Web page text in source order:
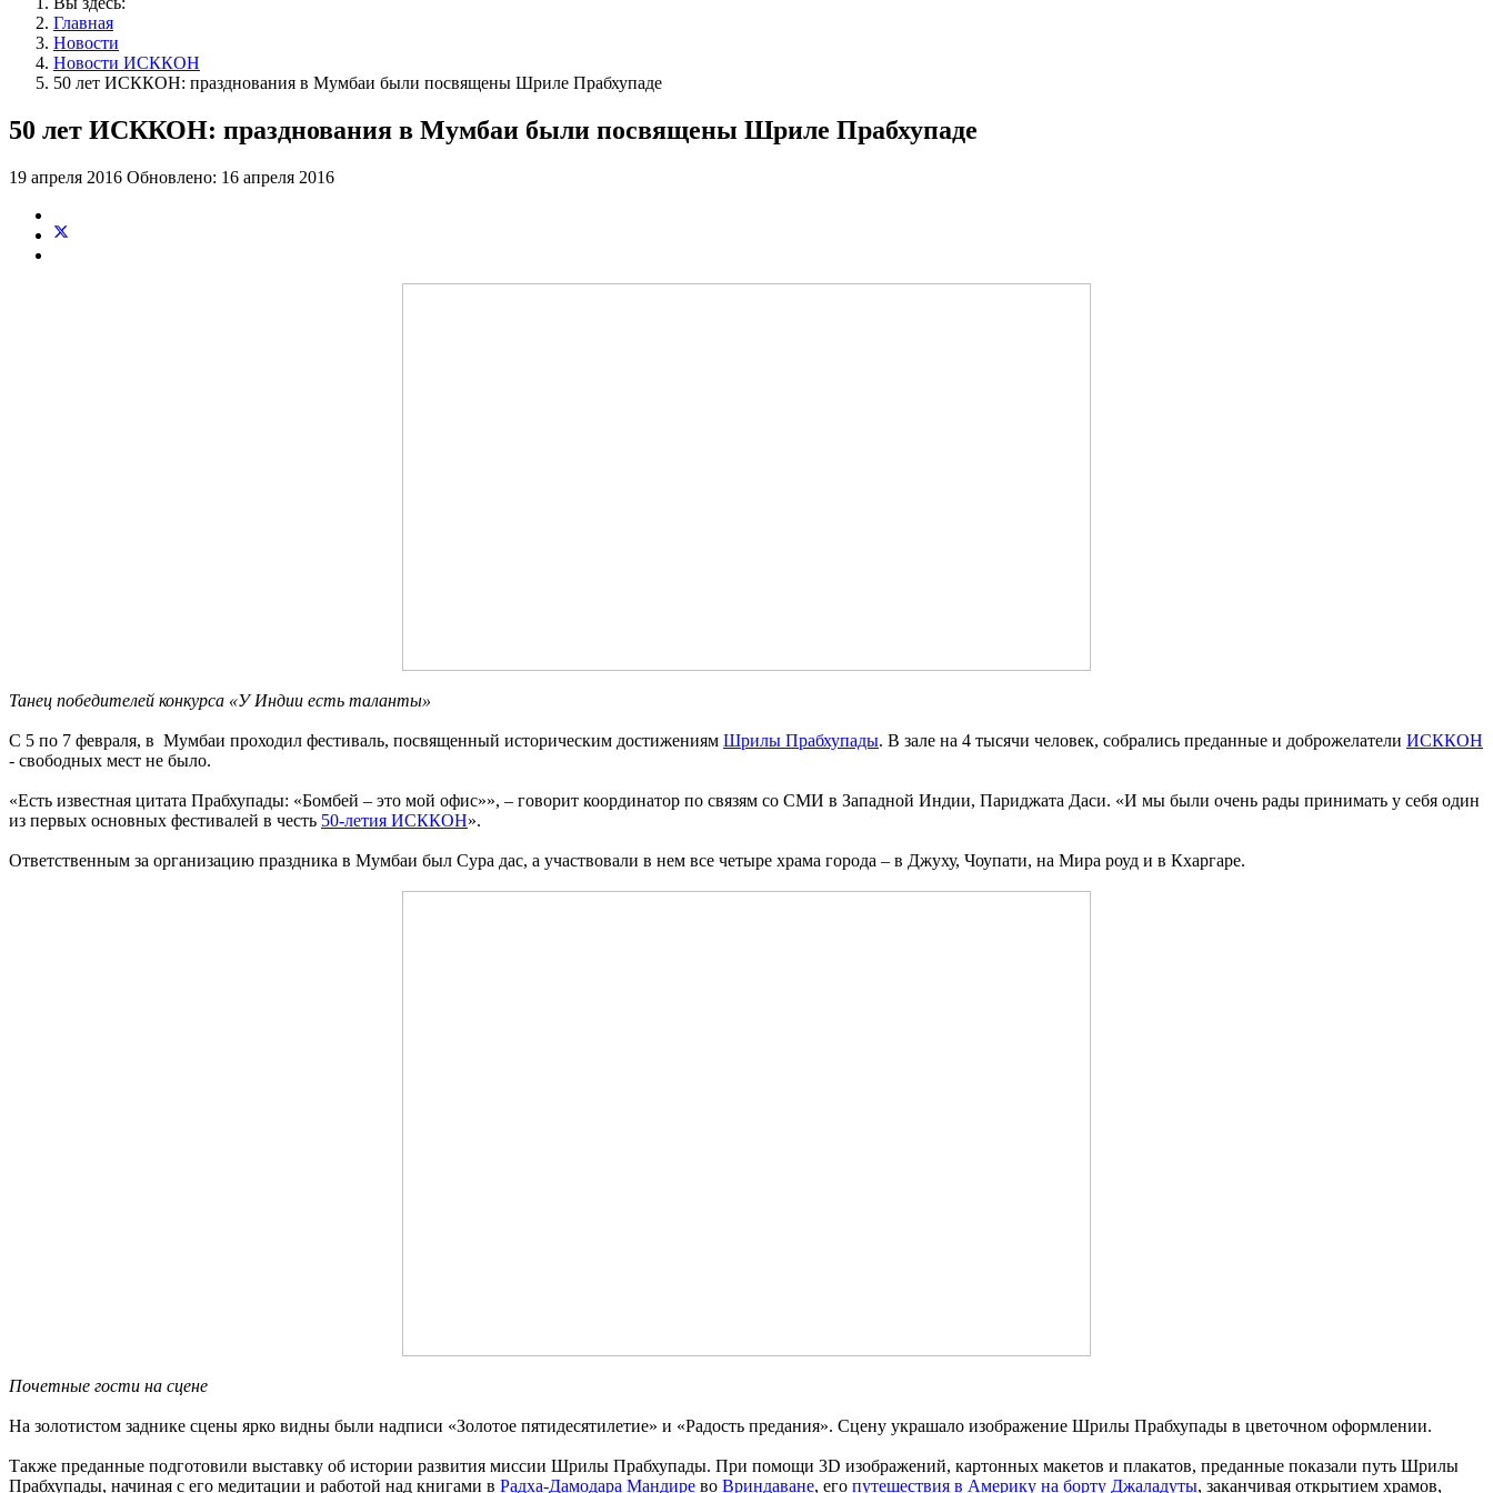
Главная
Новости
Новости ИСККОН
50 лет ИСККОН: празднования в Мумбаи были посвящены Шриле Прабхупаде
50 лет ИСККОН: празднования в Мумбаи были посвящены Шриле Прабхупаде
19 апреля 2016 Обновлено: 16 апреля 2016
Танец победителей конкурса «У Индии есть таланты»
С 5 по 7 февраля, в Мумбаи проходил фестиваль, посвященный историческим достижениям Шрилы Прабхупады. В зале на 4 тысячи человек, собрались преданные и доброжелатели ИСККОН
- свободных мест не было.
«Есть известная цитата Прабхупады: «Бомбей – это мой офис»», – говорит координатор по связям со СМИ в Западной Индии, Париджата Даси. «И мы были очень рады принимать у себя один
из первых основных фестивалей в честь 50-летия ИСККОН».
Ответственным за организацию праздника в Мумбаи был Сура дас, а участвовали в нем все четыре храма города – в Джуху, Чоупати, на Мира роуд и в Кхаргаре.
Почетные гости на сцене
На золотистом заднике сцены ярко видны были надписи «Золотое пятидесятилетие» и «Радость предания». Сцену украшало изображение Шрилы Прабхупады в цветочном оформлении.
Также преданные подготовили выставку об истории развития миссии Шрилы Прабхупады. При помощи 3D изображений, картонных макетов и плакатов, преданные показали путь Шрилы
Прабхупады, начиная с его медитации и работой над книгами в Радха-Дамодара Мандире во Вриндаване, его путешествия в Америку на борту Джаладуты, заканчивая открытием храмов,